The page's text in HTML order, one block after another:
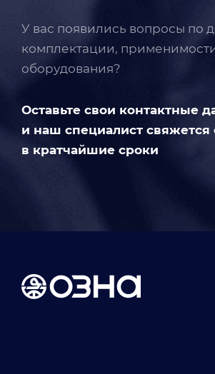
У вас появились вопросы по
комплектации,
оборудования?
Оставьте свои контактные
и наш специалист свяжется
в кратчайшие сроки